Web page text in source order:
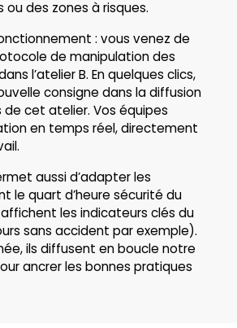
des zones à risques.
: vous venez de
de manipulation des
l’atelier B. En quelques clics,
consigne dans la diffusion
de cet atelier. Vos équipes
en temps réel, directement
aussi d’adapter les
le quart d’heure sécurité du
les indicateurs clés du
sans accident par exemple).
ils diffusent en boucle notre
ancrer les bonnes pratiques